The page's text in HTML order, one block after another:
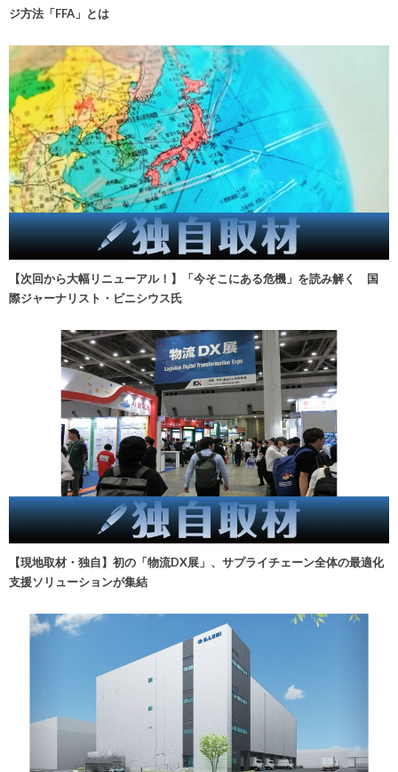
ジ方法「FFA」とは
【次回から大幅リニューアル！】「今そこにある危機」を読み解く 国
際ジャーナリスト・ビニシウス氏
【現地取材・独自】初の「物流DX展」、サプライチェーン全体の最適化
支援ソリューションが集結